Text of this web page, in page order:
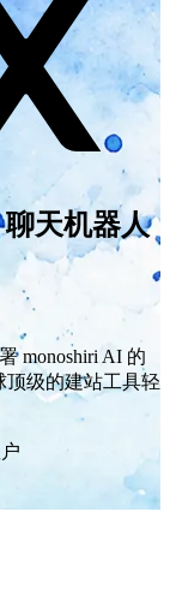
天机器人
monoshiri AI 的
级的建站工具轻